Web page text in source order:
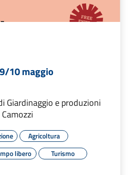
10 maggio
Giardinaggio e produzioni
Agricoltura
libero Turismo